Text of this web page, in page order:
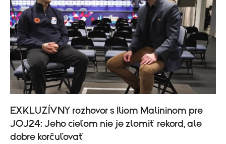
EXKLUZÍVNY rozhovor s Iliom Malininom pre
JOJ24: Jeho cieľom nie je zlomiť rekord, ale
dobre korčuľovať